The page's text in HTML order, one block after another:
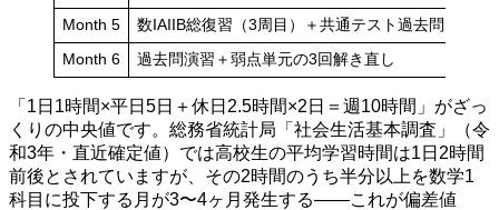
Month 5 数IAIIB総復習（3周目）＋共通テスト過去問1年分
Month 6 過去問演習＋弱点単元の3回解き直し
「1日1時間×平日5日＋休日2.5時間×2日＝週10時間」がざっ
くりの中央値です。総務省統計局「社会生活基本調査」（令
和3年・直近確定値）では高校生の平均学習時間は1日2時間
前後とされていますが、その2時間のうち半分以上を数学1
科目に投下する月が3〜4ヶ月発生する——これが偏差値